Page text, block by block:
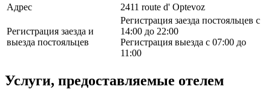
Адрес
2411 route d' Optevoz
Регистрация заезда и
выезда постояльцев
Регистрация заезда постояльцев с
14:00 до 22:00
Регистрация выезда с 07:00 до
11:00
Услуги, предоставляемые отелем